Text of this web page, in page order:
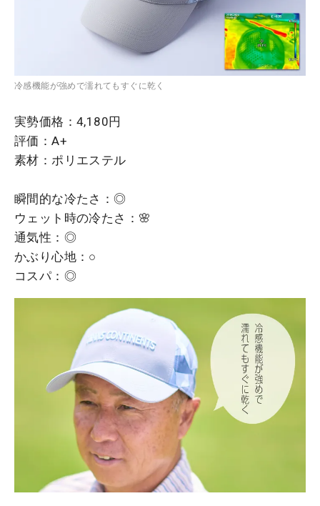
冷感機能が強めで濡れてもすぐに乾く
実勢価格：4,180円
評価：A+
素材：ポリエステル
瞬間的な冷たさ：◎
ウェット時の冷たさ：🌸
通気性：◎
かぶり心地：○
コスパ：◎